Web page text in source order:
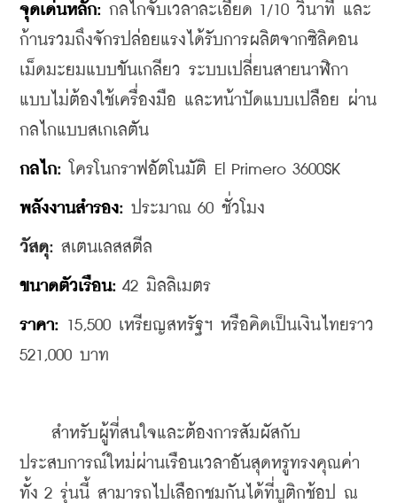
จุดเด่นหลัก: กลไกจับเวลาละเอียด 1/10 วินาที และ
ก้านรวมถึงจักรปล่อยแรงได้รับการผลิตจากซิลิคอน
เม็ดมะยมแบบขันเกลียว ระบบเปลี่ยนสายนาฬิกา
แบบไม่ต้องใช้เครื่องมือ และหน้าปัดแบบเปลือย ผ่าน
กลไกแบบสเกเลตัน
กลไก: โครโนกราฟอัตโนมัติ El Primero 3600SK
พลังงานสำรอง: ประมาณ 60 ชั่วโมง
วัสดุ: สเตนเลสสตีล
ขนาดตัวเรือน: 42 มิลลิเมตร
ราคา: 15,500 เหรียญสหรัฐฯ หรือคิดเป็นเงินไทยราว
521,000 บาท
สำหรับผู้ที่สนใจและต้องการสัมผัสกับ
ประสบการณ์ใหม่ผ่านเรือนเวลาอันสุดหรูทรงคุณค่า
ทั้ง 2 รุ่นนี้ สามารถไปเลือกชมกันได้ที่บูติกช้อป ณ